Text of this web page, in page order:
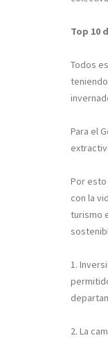
Top 10
Todos
Para el
Por esto
con la
turismo
1.
2. La